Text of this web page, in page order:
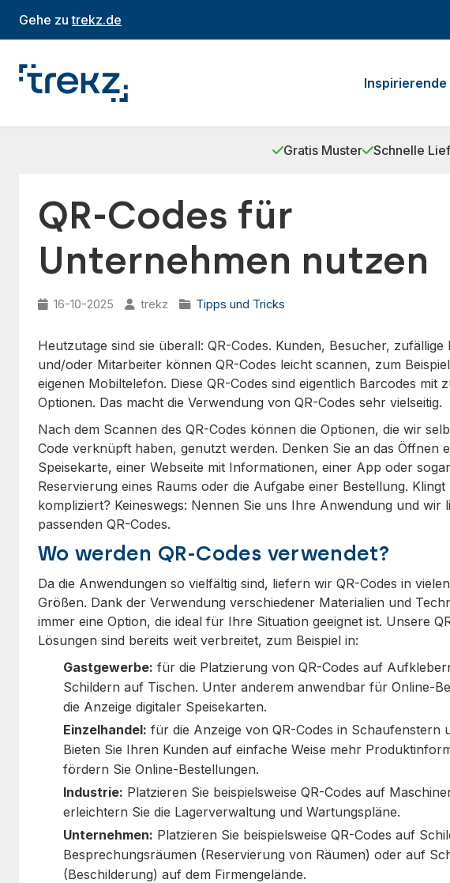
Gehe zutrekz.de
Gratis Muster Schnelle
QR-Codes für
Unternehmen nutzen
16-10-2025 trekz Tipps und Tricks
Heutzutage sind sie überall: QR-Codes. Kunden, Besucher, zufällige
und/oder Mitarbeiter können QR-Codes leicht scannen, zum
eigenen Mobiltelefon. Diese QR-Codes sind eigentlich Barcodes mit
Optionen. Das macht die Verwendung von QR-Codes sehr vielseitig.
Nach dem Scannen des QR-Codes können die Optionen, die wir
Code verknüpft haben, genutzt werden. Denken Sie an das Öffnen
Speisekarte, einer Webseite mit Informationen, einer App oder
Reservierung eines Raums oder die Aufgabe einer Bestellung.
kompliziert? Keineswegs: Nennen Sie uns Ihre Anwendung und wir
passenden QR-Codes.
Wo werden QR-Codes verwendet?
Da die Anwendungen so vielfältig sind, liefern wir QR-Codes in
Größen. Dank der Verwendung verschiedener Materialien und
immer eine Option, die ideal für Ihre Situation geeignet ist. Unsere
Lösungen sind bereits weit verbreitet, zum Beispiel in:
Gastgewerbe: für die Platzierung von QR-Codes auf
Schildern auf Tischen. Unter anderem anwendbar für Online-
die Anzeige digitaler Speisekarten.
Einzelhandel: für die Anzeige von QR-Codes in Schaufenstern
Bieten Sie Ihren Kunden auf einfache Weise mehr
fördern Sie Online-Bestellungen.
Industrie: Platzieren Sie beispielsweise QR-Codes auf
erleichtern Sie die Lagerverwaltung und Wartungspläne.
Unternehmen: Platzieren Sie beispielsweise QR-Codes auf
Besprechungsräumen (Reservierung von Räumen) oder auf
(Beschilderung) auf dem Firmengelände.